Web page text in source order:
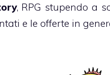
, RPG stupendo a
e le offerte in